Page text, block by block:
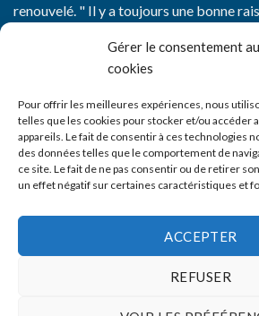
Gérer le consentement
cookies
Pour offrir les meilleures expériences, nous
telles que les cookies pour stocker et/ou accéder
appareils. Le fait de consentir à ces technologies
des données telles que le comportement de
ce site. Le fait de ne pas consentir ou de retirer
un effet négatif sur certaines caractéristiques et
ACCEPTER
REFUSER
renouvelé. " Il y a toujours une bonne
CGV
Mentions Légales